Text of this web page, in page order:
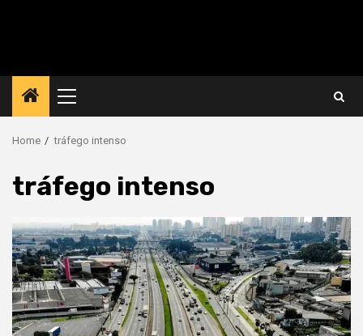
Primary
Menu
Home tráfego intenso
tráfego intenso